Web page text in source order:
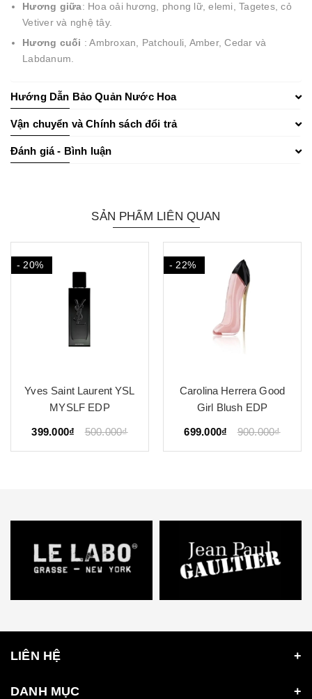
Hương giữa: Hoa oải hương, phong lữ, elemi, Tagetes, cỏ
Vetiver và nghệ tây.
Hương cuối : Ambroxan, Patchouli, Amber, Cedar và
Labdanum.
Hướng Dẫn Bảo Quản Nước Hoa
Vận chuyển và Chính sách đổi trả
Đánh giá - Bình luận
SẢN PHẨM LIÊN QUAN
- 20%
Yves Saint Laurent YSL
MYSLF EDP
399.000₫ 500.000₫
- 22%
Carolina Herrera Good
Girl Blush EDP
699.000₫ 900.000₫
LIÊN HỆ
DANH MỤC